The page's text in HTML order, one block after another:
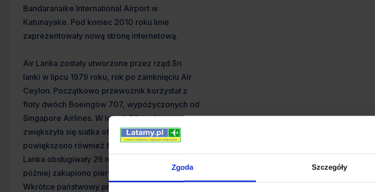
Zgoda Szczegóły
Bandaranaike International Airport w
Katunayake. Pod koniec 2010 roku linie
zaprezentowały nową stronę internetową.
Air Lanka zostały utworzone przez rząd Sri
lanki w lipcu 1979 roku, rok po zamknięciu Air
Ceylon. Początkowo przewoźnik korzystał z
floty dwóch Boeingów 707, wypożyczonych od
Singapore Airlines. W latach 80-tych
zwiększyła się siatka oferowanych połączeń i
powiększono również flotę. Do roku 1990 Air
Lanka obsługiwały 26 miejscowości, a dwa lata
później zakupiono pierwszego Airbusa A320.
Wkrótce państwowy przewoźnik został